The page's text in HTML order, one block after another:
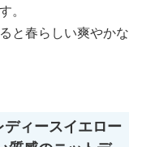
。
と春らしい爽やかな
ィースイエロー